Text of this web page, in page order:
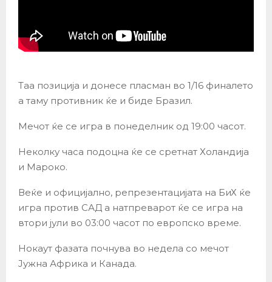
Таа позиција и донесе пласман во 1/16 финалето
а таму противник ќе и биде Бразил.
Мечот ќе се игра в понеделник од 19:00 часот.
Неколку часа подоцна ќе се сретнат Холандија
и Мароко.
Веќе и официјално, репрезентацијата на БиХ ќе
игра против САД а натпреварот ќе се игра на
втори јули во 03:00 часот по европско време.
Нокаут фазата почнува во недела со мечот
Јужна Африка и Канада.